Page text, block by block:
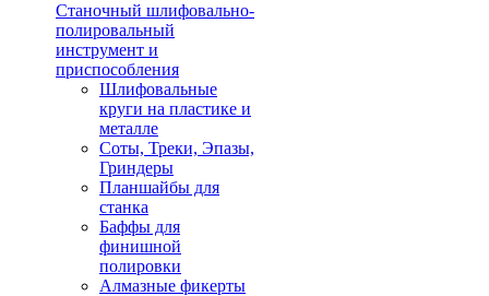
Станочный шлифовально-
полировальный
инструмент и
приспособления
Шлифовальные
круги на пластике и
металле
Соты, Треки, Эпазы,
Гриндеры
Планшайбы для
станка
Баффы для
финишной
полировки
Алмазные фикерты